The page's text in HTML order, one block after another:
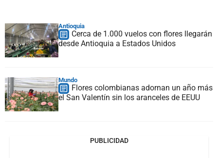
Antioquia
Cerca de 1.000 vuelos con flores llegarán
desde Antioquia a Estados Unidos
Mundo
Flores colombianas adornan un año más
el San Valentín sin los aranceles de EEUU
PUBLICIDAD